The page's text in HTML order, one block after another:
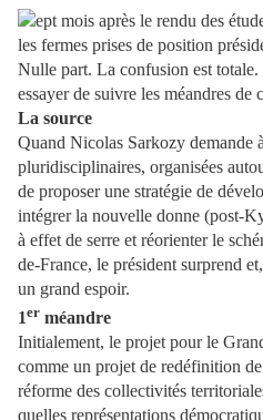
ept mois après le rendu des
les fermes prises de position
Nulle part. La confusion est
essayer de suivre les méandres de
La source
Quand Nicolas Sarkozy demande
pluridisciplinaires, organisées
de proposer une stratégie de
intégrer la nouvelle donne (post-
à effet de serre et réorienter le
de-France, le président surprend
un grand espoir.
1er méandre
Initialement, le projet pour le
comme un projet de redéfinition
réforme des collectivités
quelles représentations